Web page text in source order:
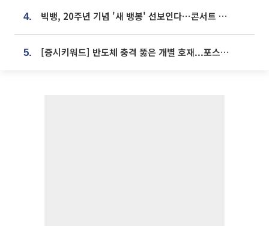
4. 빅뱅, 20주년 기념 '새 뱅봉' 선보인다⋯콘서트 앞두고 팝업 개최
5. [증시키워드] 반도체 충격 뚫은 개별 호재...포스코퓨처엠·에코프로·한화솔루션 '눈길'